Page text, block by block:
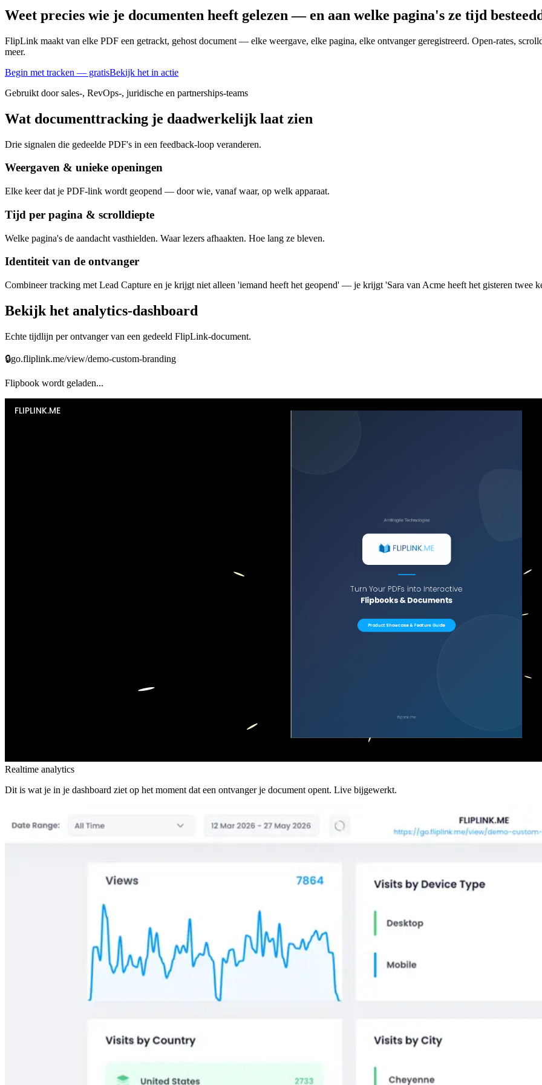
Weet precies wie je documenten heeft gelezen — en aan welke pagina's ze tijd
FlipLink maakt van elke PDF een getrackt, gehost document — elke weergave, elke pagina, elke ontvanger geregistreerd. Open-rates,
meer.
Begin met tracken — gratisBekijk het in actie
Gebruikt door sales-, RevOps-, juridische en partnerships-teams
Wat documenttracking je daadwerkelijk laat zien
Drie signalen die gedeelde PDF's in een feedback-loop veranderen.
Weergaven & unieke openingen
Elke keer dat je PDF-link wordt geopend — door wie, vanaf waar, op welk apparaat.
Tijd per pagina & scrolldiepte
Welke pagina's de aandacht vasthielden. Waar lezers afhaakten. Hoe lang ze bleven.
Identiteit van de ontvanger
Combineer tracking met Lead Capture en je krijgt niet alleen 'iemand heeft het geopend' — je krijgt 'Sara van Acme heeft het gisteren twee
Bekijk het analytics-dashboard
Echte tijdlijn per ontvanger van een gedeeld FlipLink-document.
🔒go.fliplink.me/view/demo-custom-branding
Flipbook wordt geladen...
Realtime analytics
Dit is wat je in je dashboard ziet op het moment dat een ontvanger je document opent. Live bijgewerkt.